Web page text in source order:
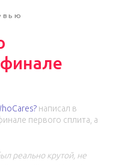
написал в
первого сплита, а
реально крутой, не